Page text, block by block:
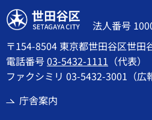
世田谷区
法人番号
〒154-8504 東京都世田谷区世田
電話番号03-5432-1111 （代表）
ファクシミリ 03-5432-3001（広
庁舎案内